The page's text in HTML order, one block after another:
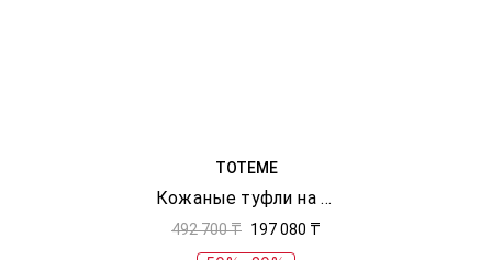
TOTEME
Кожаные туфли на танкетке
492 700 ₸ 197 080 ₸